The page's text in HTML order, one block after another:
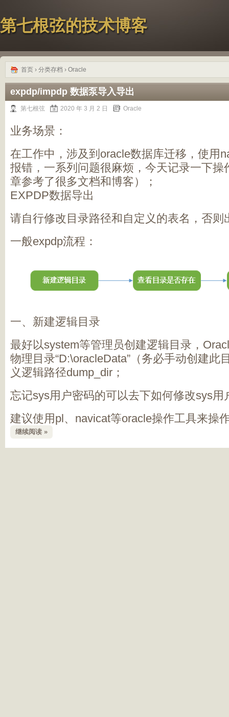
第七根弦的技术博客
首页 › 分类存档 › Oracle
expdp/impdp 数据泵导入导出
第七根弦 2020 年 3 月 2 日 Oracle
业务场景：
在工作中，涉及到oracle数据库迁移，使用
报错，一系列问题很麻烦，今天记录一下操
章参考了很多文档和博客）；
EXPDP数据导出
请自行修改目录路径和自定义的表名，否则
一般expdp流程：
一、新建逻辑目录
最好以system等管理员创建逻辑目录，
物理目录“D:\oracleData”（务必手动创建此
义逻辑路径dump_dir；
忘记sys用户密码的可以去下如何修改sys用
建议使用pl、navicat等oracle操作工具来操
继续阅读 »